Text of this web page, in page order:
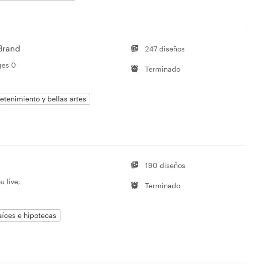
0
y bellas artes
247 diseños
Terminado
live,
e hipotecas
190 diseños
Terminado